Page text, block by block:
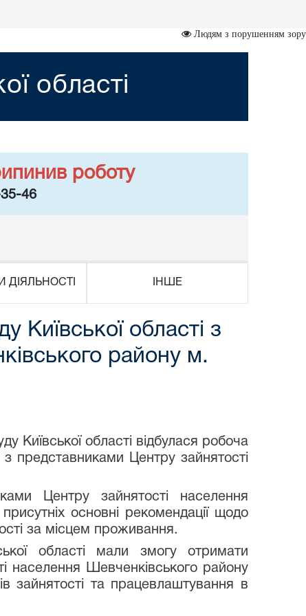
Людям з порушенням зору
області
роботу
46
ДІЯЛЬНОСТІ ІНШЕ
Київської області з
району м.
області відбулася робоча
з представниками Центру зайнятості
Центру зайнятості населення
основні рекомендації щодо
за місцем проживання.
області мали змогу отримати
населення Шевченківського району
зайнятості та працевлаштування в